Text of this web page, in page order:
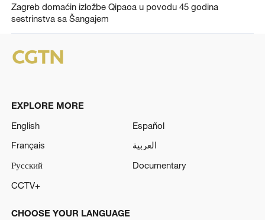
Zagreb domaćin izložbe Qipaoa u povodu 45 godina
sestrinstva sa Šangajem
EXPLORE MORE
English
Español
Français
العربية
Русский
Documentary
CCTV+
CHOOSE YOUR LANGUAGE